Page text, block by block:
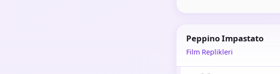
Peppino Impastato
Film Replikleri